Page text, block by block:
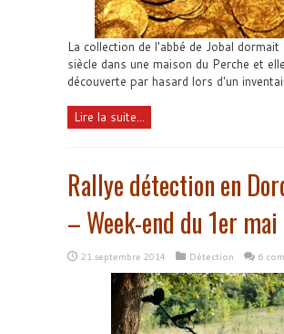
La collection de l'abbé de Jobal dormait
siècle dans une maison du Perche et
découverte par hasard lors d'un
Lire la suite...
Rallye détection en
– Week-end du 1er
21 septembre 2014 Détection 6